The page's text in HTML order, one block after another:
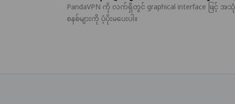
PandaVPN ကို လက်ရှိတွင် graphical interface ဖြင့် အ
စနစ်များကို ပံ့ပိုးမပေးပါ။